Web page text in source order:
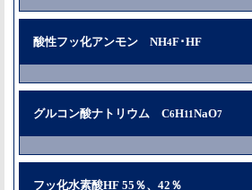
酸性フッ化アンモン NH4F･HF
グルコン酸ナトリウム C6H11NaO7
フッ化水素酸HF 55％、42％